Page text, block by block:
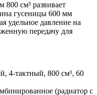
800 см³ развивает
гусеницы 600 мм
удельное давление на
передачу для
4-тактный, 800 см³, 60
(радиатор с